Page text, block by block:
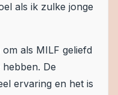
als ik zulke jonge
als MILF geliefd
De
ervaring en het is